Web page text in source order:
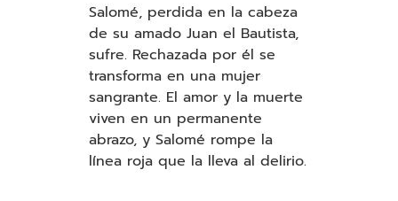
Salomé, perdida en la cabeza
de su amado Juan el Bautista,
sufre. Rechazada por él se
transforma en una mujer
sangrante. El amor y la muerte
viven en un permanente
abrazo, y Salomé rompe la
línea roja que la lleva al delirio.